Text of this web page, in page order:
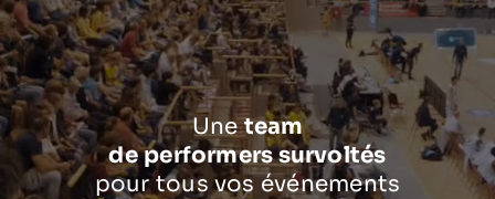
Passer
au
contenu
Uneteam
de performers survoltés
pour tous vos événements